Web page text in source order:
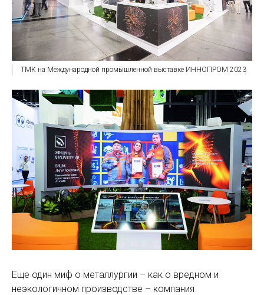
ТМК на Международной промышленной выставке ИННОПРОМ 2023
Еще один миф о металлургии – как о вредном и
неэкологичном производстве – компания